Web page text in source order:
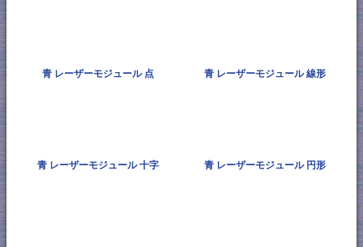
青 レーザーモジュール 点 青 レーザーモジュール 線形
青 レーザーモジュール 十字 青 レーザーモジュール 円形